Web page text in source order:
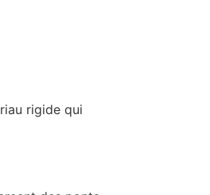
rigide qui